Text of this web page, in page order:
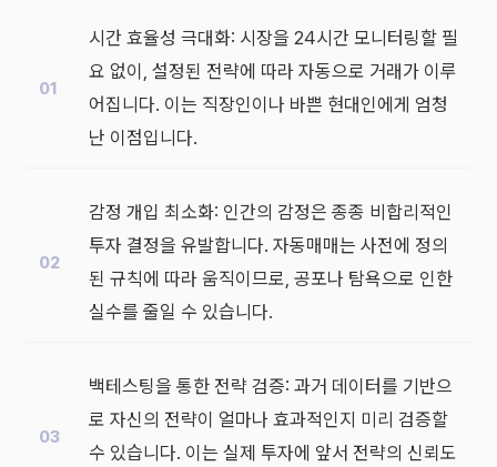
시간 효율성 극대화: 시장을 24시간 모니터링할 필
요 없이, 설정된 전략에 따라 자동으로 거래가 이루
어집니다. 이는 직장인이나 바쁜 현대인에게 엄청
난 이점입니다.
감정 개입 최소화: 인간의 감정은 종종 비합리적인
투자 결정을 유발합니다. 자동매매는 사전에 정의
된 규칙에 따라 움직이므로, 공포나 탐욕으로 인한
실수를 줄일 수 있습니다.
백테스팅을 통한 전략 검증: 과거 데이터를 기반으
로 자신의 전략이 얼마나 효과적인지 미리 검증할
수 있습니다. 이는 실제 투자에 앞서 전략의 신뢰도